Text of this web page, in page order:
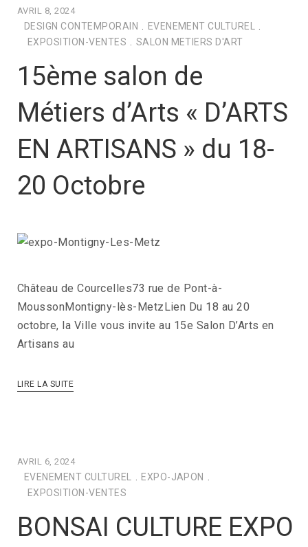
AVRIL 8, 2024
DESIGN CONTEMPORAIN . EVENEMENT CULTUREL .
EXPOSITION-VENTES . SALON METIERS D'ART
15ème salon de
Métiers d’Arts « D’ARTS
EN ARTISANS » du 18-
20 Octobre
Château de Courcelles73 rue de Pont-à-
MoussonMontigny-lès-MetzLien Du 18 au 20
octobre, la Ville vous invite au 15e Salon D’Arts en
Artisans au
LIRE LA SUITE
AVRIL 6, 2024
EVENEMENT CULTUREL EXPO-JAPON
EXPOSITION-VENTES
BONSAI CULTURE EXPO